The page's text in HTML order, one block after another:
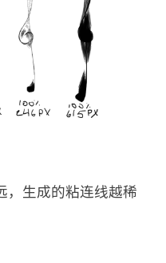
，生成的粘连线越稀